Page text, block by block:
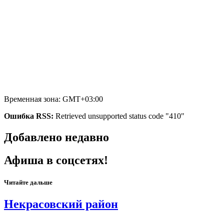
Временная зона: GMT+03:00
Ошибка RSS: Retrieved unsupported status code "410"
Добавлено недавно
Афиша в соцсетях!
Читайте дальше
Некрасовский район